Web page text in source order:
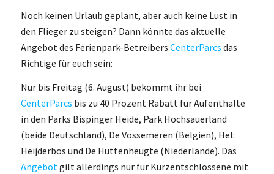
Noch keinen Urlaub geplant, aber auch keine Lust in
den Flieger zu steigen? Dann könnte das aktuelle
Angebot des Ferienpark-Betreibers CenterParcs das
Richtige für euch sein:
Nur bis Freitag (6. August) bekommt ihr bei
CenterParcs bis zu 40 Prozent Rabatt für Aufenthalte
in den Parks Bispinger Heide, Park Hochsauerland
(beide Deutschland), De Vossemeren (Belgien), Het
Heijderbos und De Huttenheugte (Niederlande). Das
Angebotgilt allerdings nur für Kurzentschlossene mit